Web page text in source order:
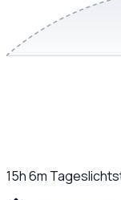
15h 6m